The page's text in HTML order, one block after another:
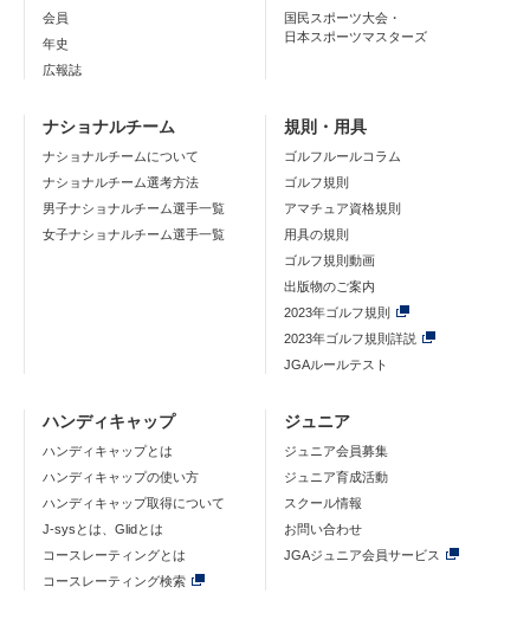
会員
年史
広報誌
国民スポーツ大会・
日本スポーツマスターズ
ナショナルチーム
ナショナルチームについて
ナショナルチーム選考方法
男子ナショナルチーム選手一覧
女子ナショナルチーム選手一覧
規則・用具
ゴルフルールコラム
ゴルフ規則
アマチュア資格規則
用具の規則
ゴルフ規則動画
出版物のご案内
2023年ゴルフ規則
2023年ゴルフ規則詳説
JGAルールテスト
ハンディキャップ
ハンディキャップとは
ハンディキャップの使い方
ハンディキャップ取得について
J-sysとは、Glidとは
コースレーティングとは
コースレーティング検索
ジュニア
ジュニア会員募集
ジュニア育成活動
スクール情報
お問い合わせ
JGAジュニア会員サービス